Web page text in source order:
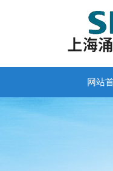
网站